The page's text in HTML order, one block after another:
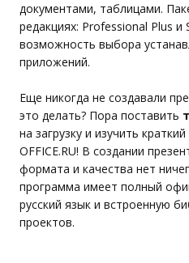
документами, таблицами.
редакциях: Professional Plus
возможность выбора
приложений.
Еще никогда не создавали
это делать? Пора поставить
на загрузку и изучить
OFFICE.RU! В создании
формата и качества нет
программа имеет полный
русский язык и встроенную
проектов.